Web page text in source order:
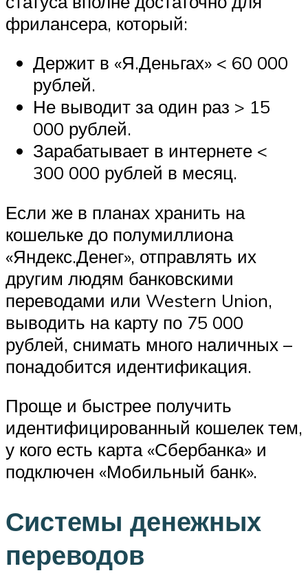
фрилансера, который:
Держит в «Я.Деньгах» < 60 000
рублей.
Не выводит за один раз > 15
000 рублей.
Зарабатывает в интернете <
300 000 рублей в месяц.
Если же в планах хранить на
кошельке до полумиллиона
«Яндекс.Денег», отправлять их
другим людям банковскими
переводами или Western Union,
выводить на карту по 75 000
рублей, снимать много наличных –
понадобится идентификация.
Проще и быстрее получить
идентифицированный кошелек тем,
у кого есть карта «Сбербанка» и
подключен «Мобильный банк».
Системы денежных
переводов